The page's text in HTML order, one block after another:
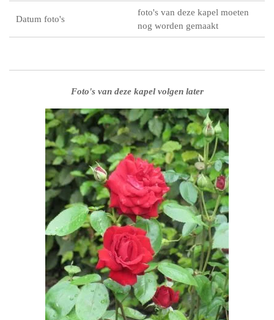
Datum foto's
foto's van deze kapel moeten
nog worden gemaakt
Foto's van deze kapel volgen later